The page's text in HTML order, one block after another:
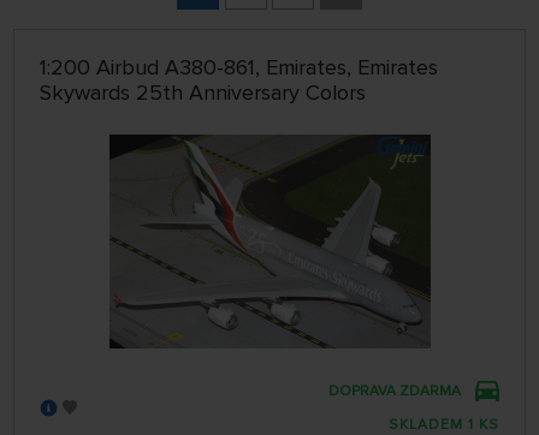
1:200 Airbud A380-861, Emirates, Emirates
Skywards 25th Anniversary Colors
DOPRAVA ZDARMA
SKLADEM 1 KS